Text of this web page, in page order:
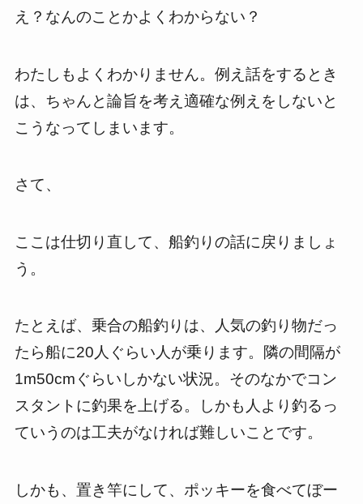
え？なんのことかよくわからない？
わたしもよくわかりません。例え話をするとき
は、ちゃんと論旨を考え適確な例えをしないと
こうなってしまいます。
さて、
ここは仕切り直して、船釣りの話に戻りましょ
う。
たとえば、乗合の船釣りは、人気の釣り物だっ
たら船に20人ぐらい人が乗ります。隣の間隔が
1m50cmぐらいしかない状況。そのなかでコン
スタントに釣果を上げる。しかも人より釣るっ
ていうのは工夫がなければ難しいことです。
しかも、置き竿にして、ポッキーを食べてぼー